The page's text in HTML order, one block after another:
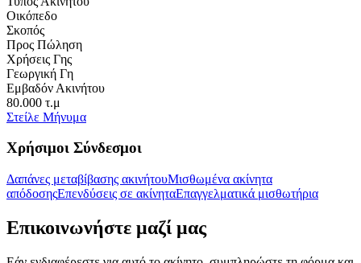
Οικόπεδο
Σκοπός
Προς Πώληση
Χρήσεις Γης
Γεωργική Γη
Εμβαδόν Ακινήτου
80.000 τ.μ
Στείλε Μήνυμα
Χρήσιμοι Σύνδεσμοι
Δαπάνες μεταβίβασης ακινήτουΜισθωμένα ακίνητα
απόδοσηςΕπενδύσεις σε ακίνηταΕπαγγελματικά μισθωτήρια
Επικοινωνήστε μαζί μας